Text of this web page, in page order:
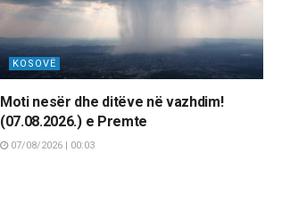
KOSOVË
Moti nesër dhe ditëve në vazhdim!
(07.08.2026.) e Premte
07/08/2026 | 00:03